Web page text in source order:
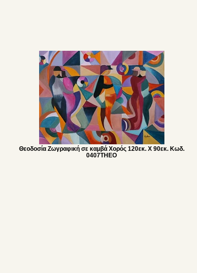
Θεοδοσία Ζωγραφική σε καμβά Χορός 120εκ. Χ 90εκ. Κωδ.
0407THEO